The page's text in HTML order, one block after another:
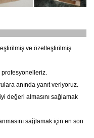
ve özelleştirilmiş
profesyonelleriz.
anında yanıt veriyoruz.
değeri almasını sağlamak
sağlamak için en son